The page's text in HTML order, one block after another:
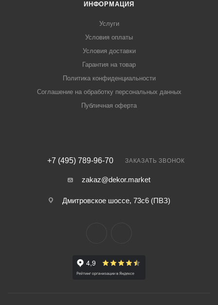
ИНФОРМАЦИЯ
Услуги
Условия оплаты
Условия доставки
Гарантия на товар
Политика конфиденциальности
Соглашение на обработку персональных данных
Публичная оферта
+7 (495) 789-96-70 ЗАКАЗАТЬ ЗВОНОК
zakaz@dekor.market
Дмитровское шоссе, 73с6 (ПВЗ)